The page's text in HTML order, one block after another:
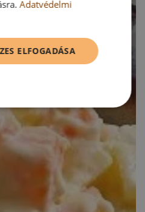
Adatvédelmi
ELFOGADÁSA